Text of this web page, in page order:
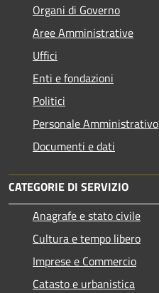
Organi di Governo
Aree Amministrative
Uffici
Enti e fondazioni
Politici
Personale Amministrativo
Documenti e dati
CATEGORIE DI SERVIZIO
Anagrafe e stato civile
Cultura e tempo libero
Imprese e Commercio
Catasto e urbanistica